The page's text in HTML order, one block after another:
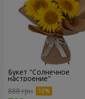
Букет "Солнечное
настроение"
888 грн